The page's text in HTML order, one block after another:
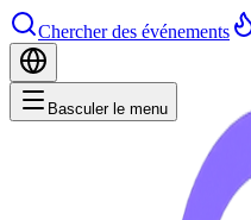
Chercher des événements
Basculer le menu